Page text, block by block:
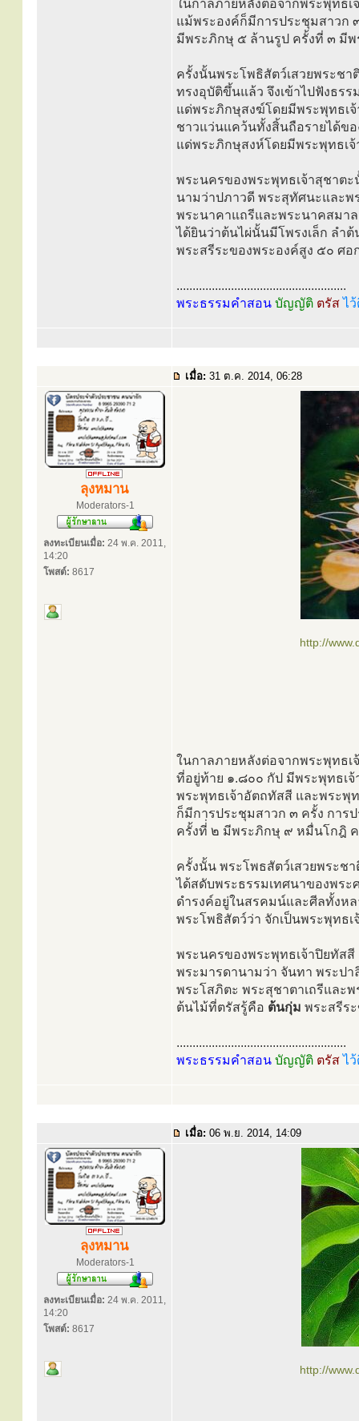
ในกาลภายหลังต่อจากพระพุทธ
แม้พระองค์ก็มีการประชุมสาวก
มีพระภิกษุ ๕ ล้านรูป ครั้งที่ ๓ มี
ครั้งนั้นพระโพธิสัตว์เสวยพระชา
ทรงอุบัติขึ้นแล้ว จึงเข้าไปฟังธร
แด่พระภิกษุสงฆ์โดยมีพระพุทธเ
ชาวแว่นแคว้นทั้งสิ้นถือรายได้ข
แด่พระภิกษุสงห์โดยมีพระพุทธเ
พระนครของพระพุทธเจ้าสุชาต
นามว่าปภาวดี พระสุทัศนะและพ
พระนาคาแถรีและพระนาคสมา
ได้ยินว่าต้นไผ่นั้นมีโพรงเล็ก ลำ
พระสรีระของพระองค์สูง ๕๐ ศ
.....................................................
พระธรรมคำสอน บัญญัติ ตรัสไ
เมื่อ: 31 ต.ค. 2014, 06:28
ลุงหมาน
Moderators-1
ลงทะเบียนเมื่อ: 24 พ.ค. 2011,
14:20
โพสต์: 8617
http://
ในกาลภายหลังต่อจากพระพุทธ
ที่อยู่ท้าย ๑.๘๐๐ กัป มีพระพุทธเ
พระพุทธเจ้าอัตถทัสสี และพระพุ
ก็มีการประชุมสาวก ๓ ครั้ง กา
ครั้งที่่ ๒ มีพระภิกษุ ๙ หมื่นโกฎิ
ครั้งนั้น พระโพธสัตว์เสวยพระช
ได้สดับพระธรรมเทศนาของพร
ดำรงค์อยู่ในสรคมน์และศีลทั้งห
พระโพธิสัตว์ว่า จักเป็นพระพุทธเ
พระนครของพระพุทธเจ้าปิยทัส
พระมารดานามว่า จันทา พระป
พระโสภิตะ พระสุชาตาเถรีและ
ต้นไม้ที่ตรัสรู้คือ ต้นกุ่ม พระสรีร
.....................................................
พระธรรมคำสอน บัญญัติ ตรัสไ
เมื่อ: 06 พ.ย. 2014, 14:09
ลุงหมาน
Moderators-1
ลงทะเบียนเมื่อ: 24 พ.ค. 2011,
14:20
โพสต์: 8617
http://